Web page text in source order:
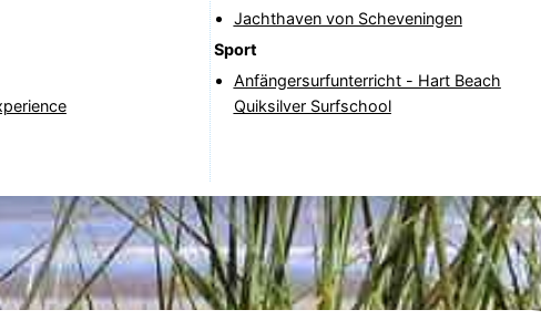
Jachthaven von Scheveningen
Sport
Anfängersurfunterricht - Hart Beach
Quiksilver Surfschool